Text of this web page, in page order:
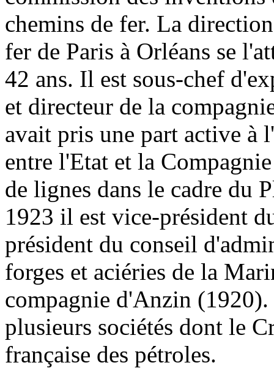
chemins de fer. La
fer de Paris à Orléans se
42 ans. Il est sous-chef
et directeur de la
avait pris une part active à
entre l'Etat et la
de lignes dans le cadre du
1923 il est vice-président
président du conseil
forges et aciéries de la
compagnie d'Anzin
plusieurs sociétés dont le
française des pétroles.